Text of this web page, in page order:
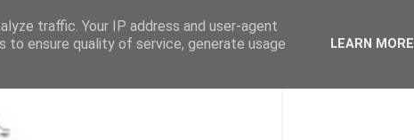
traffic. Your IP address and user-agent
to ensure quality of service, generate usage
LEARN MORE